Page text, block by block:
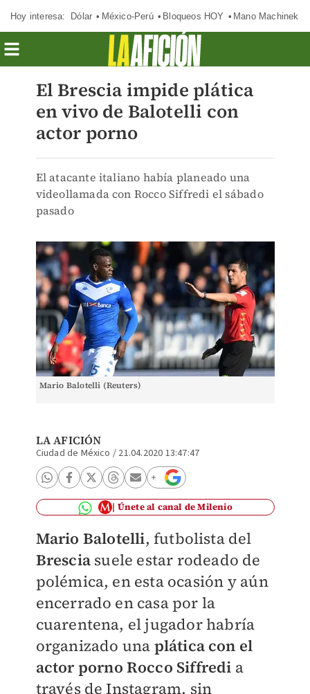
Hoy interesa: Dólar México-Perú Bloqueos HOY Mano Machinek
El Brescia impide plática
en vivo de Balotelli con
actor porno
El atacante italiano había planeado una
videollamada con Rocco Siffredi el sábado
pasado
Mario Balotelli (Reuters)
LA AFICIÓN
Ciudad de México / 21.04.2020 13:47:47
Únete al canal de Milenio
Mario Balotelli, futbolista del
Brescia suele estar rodeado de
polémica, en esta ocasión y aún
encerrado en casa por la
cuarentena, el jugador habría
organizado una plática con el
actor porno Rocco Siffredi a
través de Instagram, sin